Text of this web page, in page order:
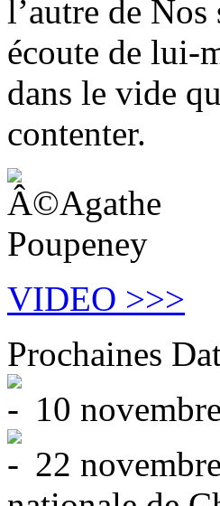
l’autre de
écoute de lui-
dans le vide
contenter.
VIDEO >>>
Prochaines
10
22